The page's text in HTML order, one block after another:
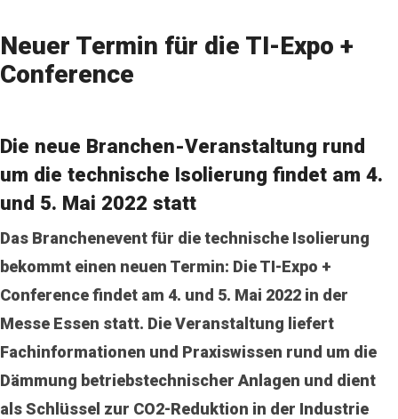
Neuer Termin für die TI-Expo +
Conference
Die neue Branchen-Veranstaltung rund
um die technische Isolierung findet am 4.
und 5. Mai 2022 statt
Das Branchenevent für die technische Isolierung
bekommt einen neuen Termin: Die TI-Expo +
Conference findet am 4. und 5. Mai 2022 in der
Messe Essen statt. Die Veranstaltung liefert
Fachinformationen und Praxiswissen rund um die
Dämmung betriebstechnischer Anlagen und dient
als Schlüssel zur CO2-Reduktion in der Industrie